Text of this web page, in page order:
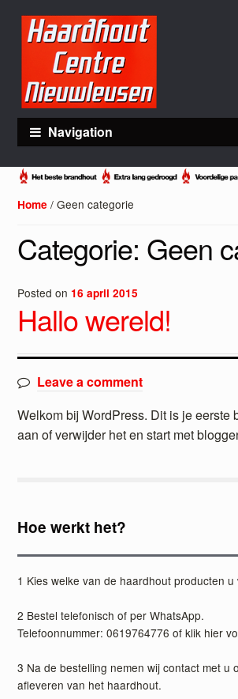
Skip
to
navigation
Skip
to
content
Navigation
Home / Geen categorie
Categorie: Geen
Posted on 16 april 2015
Hallo wereld!
Leave a comment
Welkom bij WordPress. Dit is je eerste
aan of verwijder het en start met
Hoe werkt het?
1 Kies welke van de haardhout producten u
2 Bestel telefonisch of per WhatsApp.
Telefoonnummer:0619764776 ofklik hier
3 Na de bestelling nemen wij contact met u
afleveren van het haardhout.